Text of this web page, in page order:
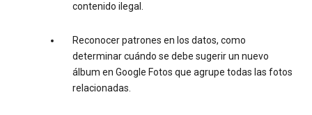
contenido ilegal.
Reconocer patrones en los datos, como
determinar cuándo se debe sugerir un nuevo
álbum en Google Fotos que agrupe todas las fotos
relacionadas.